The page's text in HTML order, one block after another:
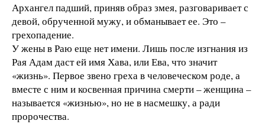
Архангел падший, приняв образ змея, разговаривает с
девой, обрученной мужу, и обманывает ее. Это –
грехопадение.
У жены в Раю еще нет имени. Лишь после изгнания из
Рая Адам даст ей имя Хава, или Ева, что значит
«жизнь». Первое звено греха в человеческом роде, а
вместе с ним и косвенная причина смерти – женщина –
называется «жизнью», но не в насмешку, а ради
пророчества.